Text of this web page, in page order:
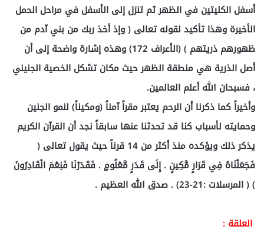
أسفل الكليتين في الظهر ثم تنزل إلى الأسفل في مراحل الحمل
الأخيرة وهذا تأكيد لقوله تعالى ( وإذ أخذ ربك من بني آدم من
ظهورهم ذريتهم ) (الأعراف 172) وهذه إشارة واضحة إلى أن
أصل الذرية هي منطقة الظهر حيث مكان تشكل الخصية الجنيني
، فسبحان الله أعلم العالمين.
وأخيراً كما ذكرنا أن الرحم يعتبر مقراً آمناً (ومكيناً) لنمو الجنين
وحمايته لأسباب كنا قد تحدثنا عنها سابقاً نجد أن القرآن الكريم
يذكر ذلك ويؤكده منذ أكثر من 14 قرناً حيث يقول تعالى (
فَجَعَلْنَاهُ فِي قَرَارٍ مَّكِينٍ . إِلَى قَدَرٍ مَّعْلُومٍ . فَقَدَرْنَا فَنِعْمَ الْقَادِرُونَ
) ( المرسلات :21-23) . صدق الله العظيم .
العلقة :